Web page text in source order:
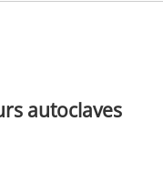
autoclaves